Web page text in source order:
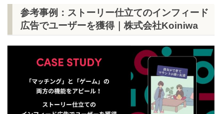
参考事例：ストーリー仕立てのインフィード
広告でユーザーを獲得｜株式会社Koiniwa